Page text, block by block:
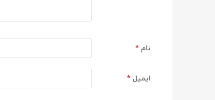
نام*
ایمیل*